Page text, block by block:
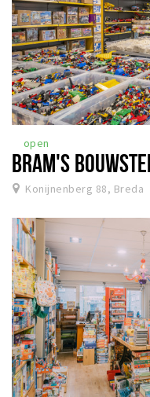
open
BRAM'S
Konijnenberg 88, Breda